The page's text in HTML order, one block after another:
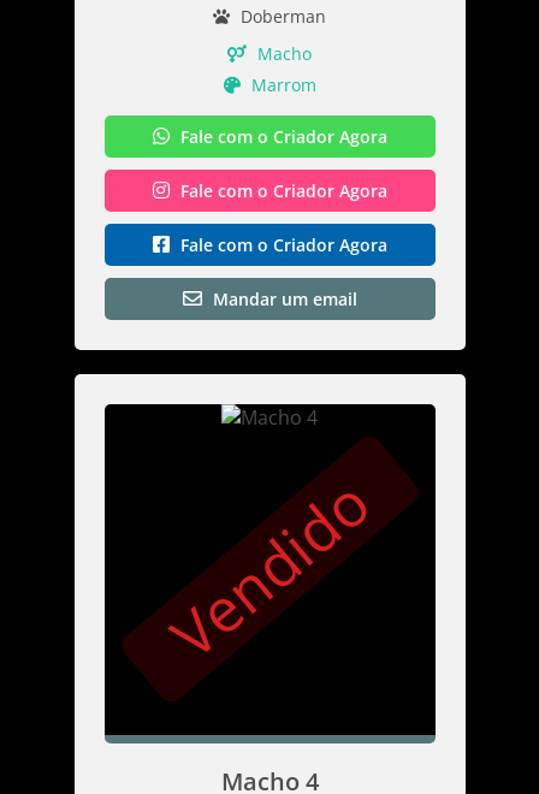
Doberman
Macho
Marrom
Fale com o Criador Agora
Fale com o Criador Agora
Fale com o Criador Agora
Mandar um email
Vendido
Macho 4